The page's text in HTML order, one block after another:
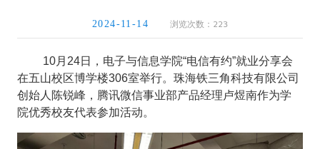
2024-11-14 浏览次数： 223
10月24日，电子与信息学院“电信有约”就业分享会
在五山校区博学楼306室举行。珠海铁三角科技有限公司
创始人陈锐峰，腾讯微信事业部产品经理卢煜南作为学
院优秀校友代表参加活动。